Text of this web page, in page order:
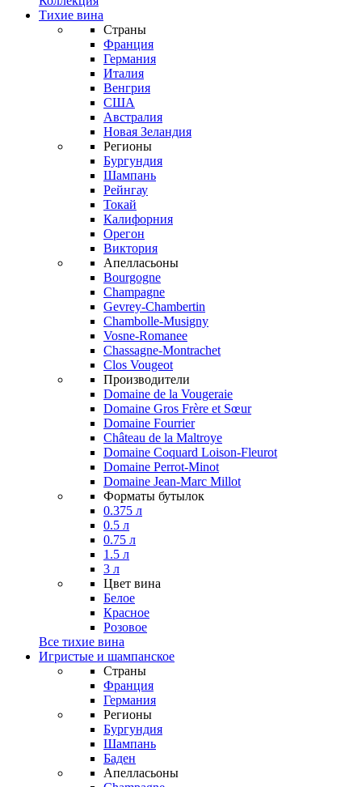
Тихие вина
Страны
Франция
Германия
Италия
Венгрия
США
Австралия
Новая Зеландия
Регионы
Бургундия
Шампань
Рейнгау
Токай
Калифорния
Орегон
Виктория
Апелласьоны
Bourgogne
Champagne
Gevrey-Chambertin
Chambolle-Musigny
Vosne-Romanee
Chassagne-Montrachet
Clos Vougeot
Производители
Domaine de la Vougeraie
Domaine Gros Frère et Sœur
Domaine Fourrier
Château de la Maltroye
Domaine Coquard Loison-Fleurot
Domaine Perrot-Minot
Domaine Jean-Marc Millot
Форматы бутылок
0.375 л
0.5 л
0.75 л
1.5 л
3 л
Цвет вина
Белое
Красное
Розовое
Все тихие вина
Игристые и шампанское
Страны
Франция
Германия
Регионы
Бургундия
Шампань
Баден
Апелласьоны